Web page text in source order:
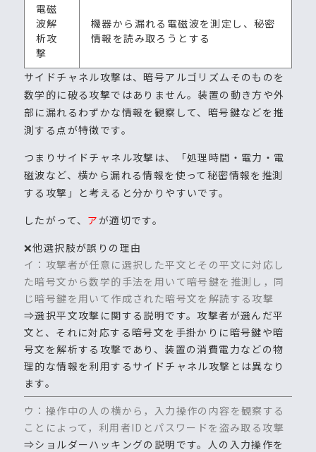
電磁
波解
析攻
撃
機器から漏れる電磁波を測定し、秘密
情報を読み取ろうとする
サイドチャネル攻撃は、暗号アルゴリズムそのものを
数学的に破る攻撃ではありません。装置の動き方や外
部に漏れるわずかな情報を観察して、暗号鍵などを推
測する点が特徴です。
つまりサイドチャネル攻撃は、「処理時間・電力・電
磁波など、横から漏れる情報を使って秘密情報を推測
する攻撃」と考えると分かりやすいです。
したがって、 アが適切です。
❌他選択肢が誤りの理由
イ：攻撃者が任意に選択した平文とその平文に対応し
た暗号文から数学的手法を用いて暗号鍵を推測し，同
じ暗号鍵を用いて作成された暗号文を解読する攻撃
⇒選択平文攻撃に関する説明です。攻撃者が選んだ平
文と、それに対応する暗号文を手掛かりに暗号鍵や暗
号文を解析する攻撃であり、装置の消費電力などの物
理的な情報を利用するサイドチャネル攻撃とは異なり
ます。
ウ：操作中の人の横から，入力操作の内容を観察する
ことによって，利用者IDとパスワードを盗み取る攻撃
⇒ショルダーハッキングの説明です。人の入力操作を